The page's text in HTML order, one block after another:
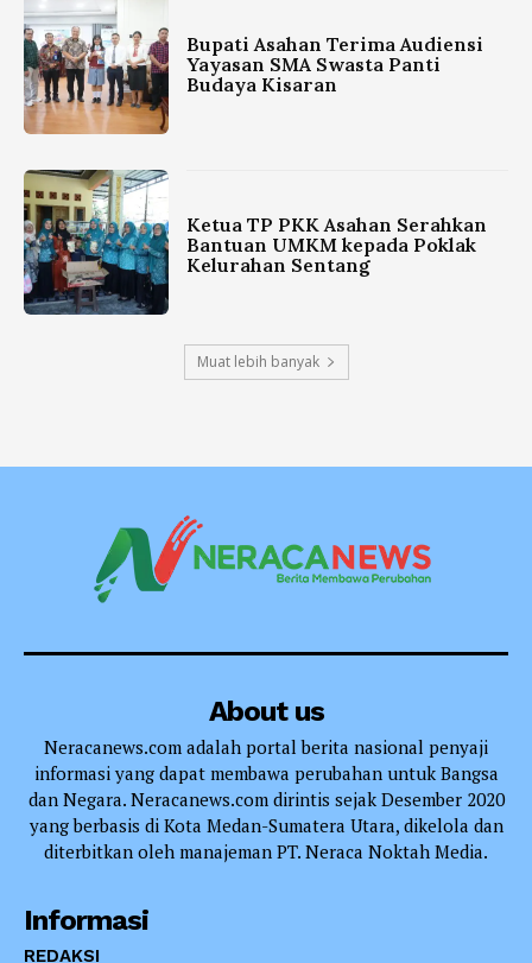
Bupati Asahan Terima Audiensi
Yayasan SMA Swasta Panti
Budaya Kisaran
Ketua TP PKK Asahan Serahkan
Bantuan UMKM kepada Poklak
Kelurahan Sentang
Muat lebih banyak
About us
Neracanews.com adalah portal berita nasional penyaji
informasi yang dapat membawa perubahan untuk Bangsa
dan Negara. Neracanews.com dirintis sejak Desember 2020
yang berbasis di Kota Medan-Sumatera Utara, dikelola dan
diterbitkan oleh manajeman PT. Neraca Noktah Media.
Informasi
REDAKSI